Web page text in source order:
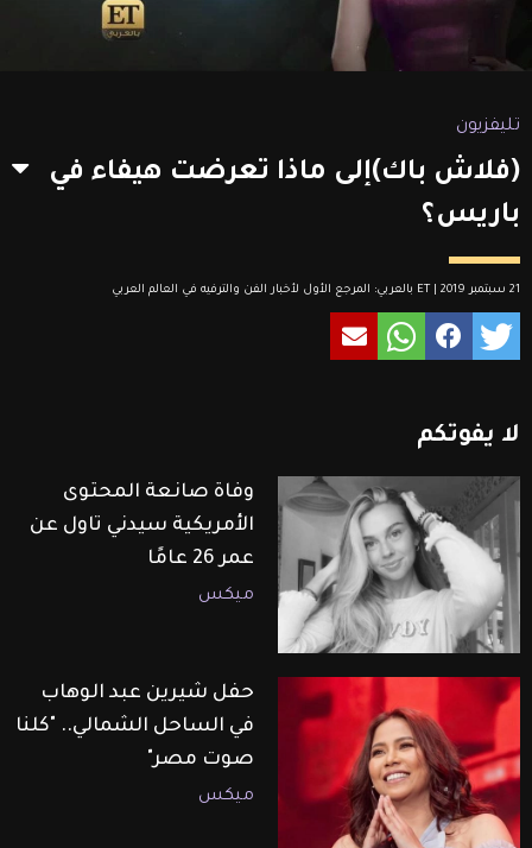
تليفزيون
(فلاش باك)إلى ماذا تعرضت هيفاء في
باريس؟
21 سبتمبر 2019 | ET بالعربي: المرجع الأول لأخبار الفن والترفيه في العالم العربي
لا يفوتكم
وفاة صانعة المحتوى
الأمريكية سيدني تاول عن
عمر 26 عامًا
ميكس
حفل شيرين عبد الوهاب
في الساحل الشمالي.. "كلنا
صوت مصر"
ميكس